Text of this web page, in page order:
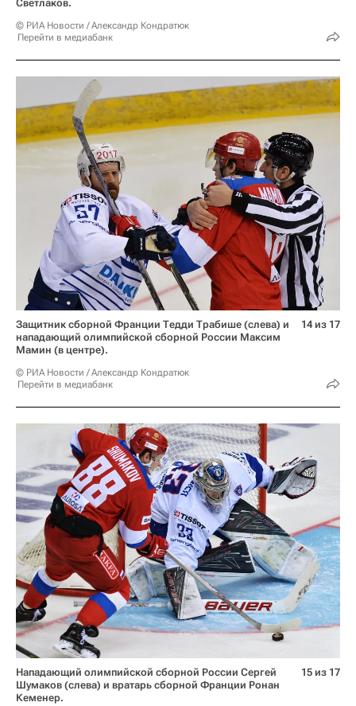
Светлаков.
© РИА Новости / Александр Кондратюк
Перейти в медиабанк
Защитник сборной Франции Тедди Трабише (слева) и
нападающий олимпийской сборной России Максим
Мамин (в центре).
© РИА Новости / Александр Кондратюк
Перейти в медиабанк
14 из 17
Нападающий олимпийской сборной России Сергей
Шумаков (слева) и вратарь сборной Франции Ронан
Кеменер.
15 из 17